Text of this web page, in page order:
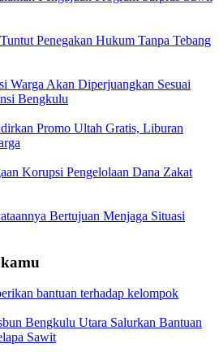
Penegakan Hukum Tanpa Tebang
Warga Akan Diperjuangkan Sesuai
Bengkulu
Promo Ultah Gratis, Liburan
Korupsi Pengelolaan Dana Zakat
Bertujuan Menjaga Situasi
Bengkulu Utara Salurkan Bantuan
Sawit